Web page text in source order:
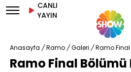
CANLI
YAYIN
Anasayfa / Ramo / Galeri / Ramo
Ramo Final